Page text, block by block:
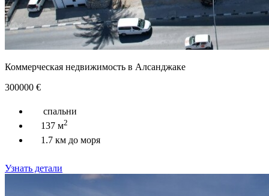
Коммерческая недвижимость в Алсанджаке
300000 €
спальни
137 м2
1.7 км до моря
Узнать детали